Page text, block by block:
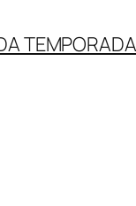
TEMPORADA